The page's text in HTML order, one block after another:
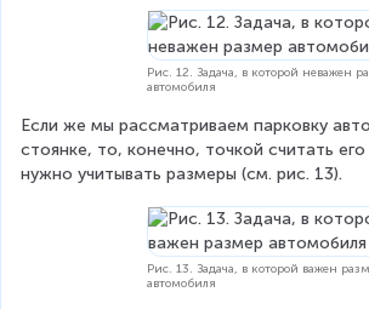
Рис. 12. Задача, в которой неважен
автомобиля
Если же мы рассматриваем парковку
стоянке, то, конечно, точкой считать
нужно учитывать размеры (см. рис. 13).
Рис. 13. Задача, в которой важен
автомобиля